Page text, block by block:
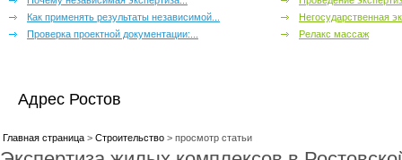
Как применять результаты независимой...
Проверка проектной документации:...
Негосударственная
Релакс массаж
Адрес Ростов
Главная страница > Строительство > просмотр статьи